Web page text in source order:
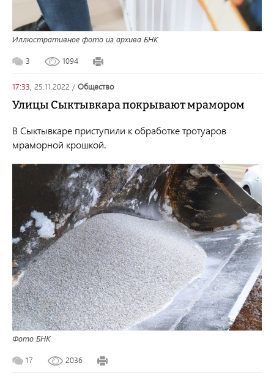
Иллюстративное фото из архива БНК
3 1094
17:33, 25.11.2022 / общество
Улицы Сыктывкара покрывают мрамором
В Сыктывкаре приступили к обработке тротуаров
мраморной крошкой.
Фото БНК
17 2036